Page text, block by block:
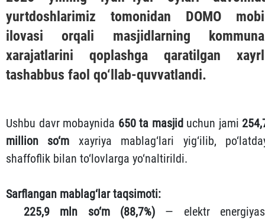
yurtdoshlarimiz tomonidan DOMO
ilovasi orqali masjidlarning
xarajatlarini qoplashga qaratilgan
tashabbus faol qo‘llab-quvvatlandi.
Ushbu davr mobaynida 650 ta masjid uchun jami
million so‘m xayriya mablag‘lari yig‘ilib,
shaffoflik bilan to‘lovlarga yo‘naltirildi.
Sarflangan mablag‘lar taqsimoti:
225,9 mln so‘m (88,7%) — elektr